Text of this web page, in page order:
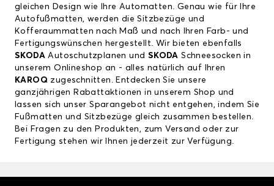
gleichen Design wie Ihre Automatten. Genau wie für Ihre
Autofußmatten, werden die Sitzbezüge und
Kofferaummatten nach Maß und nach Ihren Farb- und
Fertigungswünschen hergestellt. Wir bieten ebenfalls
SKODAAutoschutzplanen und SKODASchneesocken in
unserem Onlineshop an - alles natürlich auf Ihren
KAROQ zugeschnitten. Entdecken Sie unsere
ganzjährigen Rabattaktionen in unserem Shop und
lassen sich unser Sparangebot nicht entgehen, indem Sie
Fußmatten und Sitzbezüge gleich zusammen bestellen.
Bei Fragen zu den Produkten, zum Versand oder zur
Fertigung stehen wir Ihnen jederzeit zur Verfügung.